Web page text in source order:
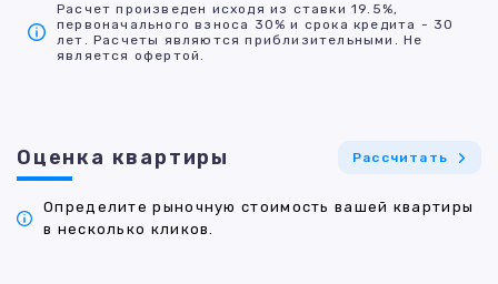
Расчет произведен исходя из ставки 19.5%,
первоначального взноса 30% и срока кредита - 30
лет. Расчеты являются приблизительными. Не
является офертой.
Оценка квартиры Рассчитать
Определите рыночную стоимость вашей квартиры
в несколько кликов.